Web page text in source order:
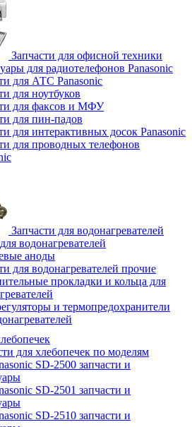
Запчасти для офисной техники
для радиотелефонов Panasonic
для АТС Panasonic
для ноутбуков
для факсов и МФУ
для пин-падов
для интерактивных досок Panasonic
для проводных телефонов
Запчасти для водонагревателей
водонагревателей
аноды
для водонагревателей прочие
прокладки и кольца для
и термопредохранители
для хлебопечек по моделям
SD-2500 запчасти и
SD-2501 запчасти и
SD-2510 запчасти и